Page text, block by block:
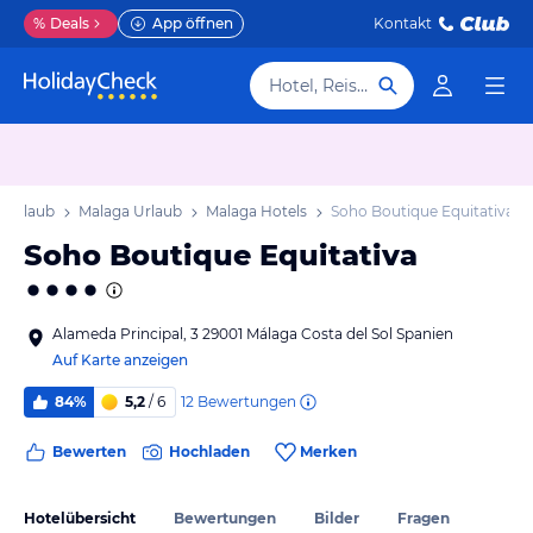
% Deals App öffnen Kontakt
Hotel, Reiseziel
Urlaub Malaga Urlaub Malaga Hotels Soho Boutique Equitativa
Soho Boutique Equitativa
Alameda Principal, 3 29001 Málaga Costa del Sol Spanien
Auf Karte anzeigen
84% 5,2 / 6 12 Bewertungen
Bewerten Hochladen Merken
Hotelübersicht Bewertungen Bilder Fragen